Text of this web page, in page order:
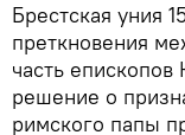
Брестская уния
преткновения
часть
решение о
римского папы